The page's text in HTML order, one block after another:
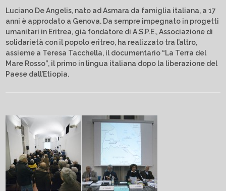
Luciano De Angelis, nato ad Asmara da famiglia italiana, a 17
anni è approdato a Genova. Da sempre impegnato in progetti
umanitari in Eritrea, già fondatore di A.S.P.E., Associazione di
solidarietà con il popolo eritreo, ha realizzato tra l’altro,
assieme a Teresa Tacchella, il documentario “La Terra del
Mare Rosso”, il primo in lingua italiana dopo la liberazione del
Paese dall’Etiopia.